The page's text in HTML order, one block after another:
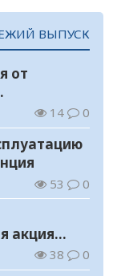
ВЫПУСК
от
14 0
53 0
акция
38 0